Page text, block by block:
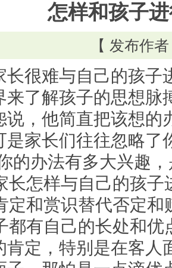
怎样和孩子
【 发布作
长很难与自己的孩子
来了解孩子的思想
说，他简直把该想的
是家长们往往忽略了
的办法有多大兴趣
怎样与自己的孩子
和赏识替代否定和
有自己的长处和优
肯定，特别是在客人